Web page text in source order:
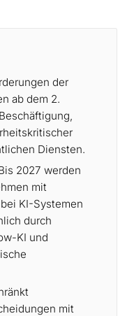
der
ab dem 2.
Diensten.
2027 werden
mit
KI-Systemen
durch
KI und
mit